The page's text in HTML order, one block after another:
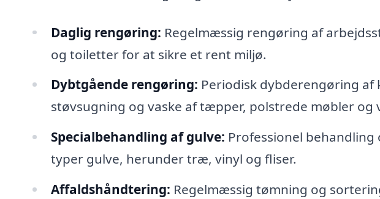
Daglig rengøring: Regelmæssig rengøring af
og toiletter for at sikre et rent miljø.
Dybtgående rengøring: Periodisk dybderengøring
støvsugning og vaske af tæpper, polstrede møbler og
Specialbehandling af gulve: Professionel
typer gulve, herunder træ, vinyl og fliser.
Affaldshåndtering: Regelmæssig tømning og